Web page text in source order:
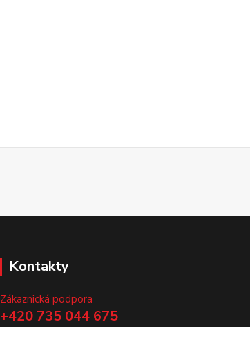
Kontakty
Zákaznická podpora
+420 735 044 675